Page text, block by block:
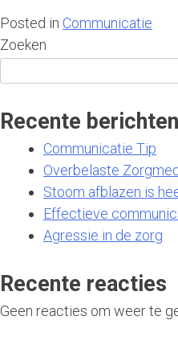
Posted in Communicatie
Zoeken
Recente berichten
Communicatie Tip
Overbelaste
Stoom afblazen is
Effectieve
Agressie in de zorg
Recente reacties
Geen reacties om weer te